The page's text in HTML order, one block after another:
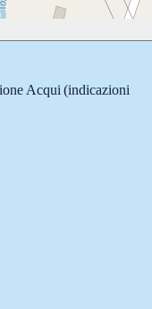
Acqui (indicazioni